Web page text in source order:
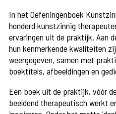
In het Oefeningenboek
honderd kunstzinnig
ervaringen uit de praktijk. Aan
hun kenmerkende kwaliteiten
weergegeven, samen met
boektitels, afbeeldingen en
Een boek uit de praktijk, vóór
beeldend therapeutisch werkt